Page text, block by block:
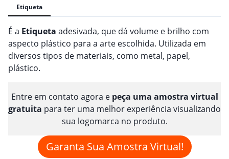
Etiqueta
É a Etiqueta adesivada, que dá volume e brilho com
aspecto plástico para a arte escolhida. Utilizada em
diversos tipos de materiais, como metal, papel,
plástico.
Entre em contato agora e peça uma amostra virtual
gratuita para ter uma melhor experiência visualizando
sua logomarca no produto.
Garanta Sua Amostra Virtual!